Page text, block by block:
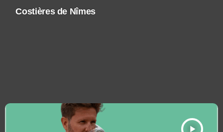
Costières de Nîmes
play_arrow